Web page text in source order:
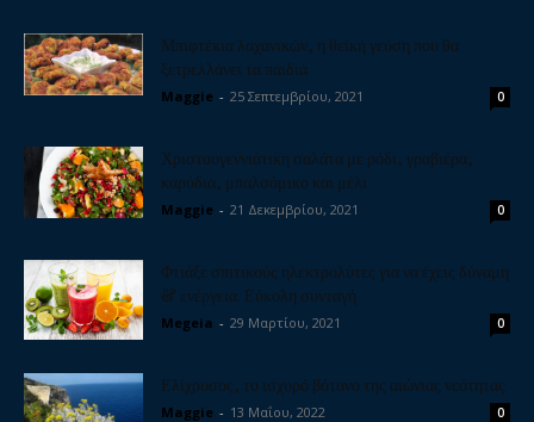
Μπιφτέκια λαχανικών, η θεϊκή γεύση που θα
ξετρελλάνει τα παιδιά
Maggie - 25 Σεπτεμβρίου, 2021 0
Χριστουγεννιάτικη σαλάτα με ρόδι, γραβιέρα,
καρύδια, μπαλσάμικο και μέλι
Maggie - 21 Δεκεμβρίου, 2021 0
Φτιάξε σπιτικούς ηλεκτρολύτες για να έχεις δύναμη
& ενέργεια. Εύκολη συνταγή
Megeia - 29 Μαρτίου, 2021 0
Ελίχρυσος, το ισχυρό βότανο της αιώνιας νεότητας
Maggie - 13 Μαΐου, 2022 0